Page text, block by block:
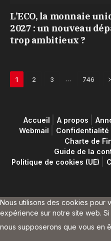
L’ECO, la monnaie
2027 : un nouveau
trop ambitieux ?
1 2 3 … 746
Accueil A propos
Webmail
Confidentialité
Charte de
Guide de la
Politique de cookies (UE)
Nous utilisons des cookies pour
expérience sur notre site web.
nous supposerons que vous en